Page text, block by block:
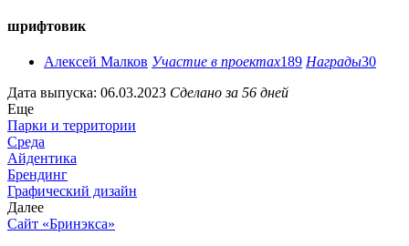
шрифтовик
Алексей Малков Участие в проектах189 Награды30
Дата выпуска: 06.03.2023 Сделано за 56 дней
Еще
Парки и территории
Среда
Айдентика
Брендинг
Графический дизайн
Далее
Сайт «Бринэкса»